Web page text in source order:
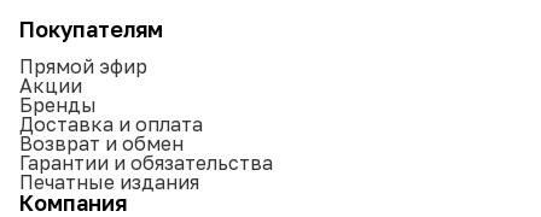
Покупателям
Прямой эфир
Акции
Бренды
Доставка и оплата
Возврат и обмен
Гарантии и обязательства
Печатные издания
Компания